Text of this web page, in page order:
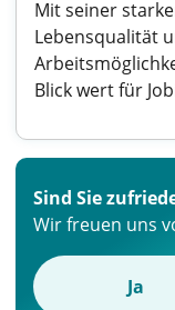
Mit seiner
Lebensqualität
Blick wert für
Sind Sie
Wir freuen uns
Ja